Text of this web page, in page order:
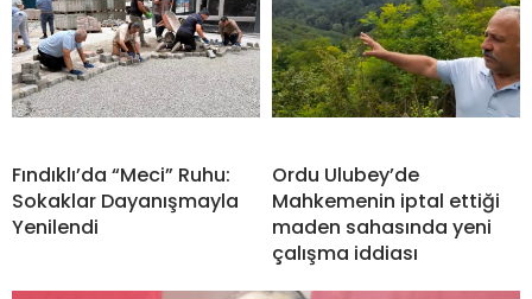
Fındıklı’da “Meci” Ruhu:
Sokaklar Dayanışmayla
Yenilendi
Ordu Ulubey’de
Mahkemenin iptal ettiği
maden sahasında yeni
çalışma iddiası